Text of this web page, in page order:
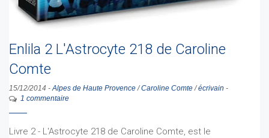
Enlila 2 L'Astrocyte 218 de Caroline
Comte
15/12/2014 -Alpes de Haute Provence/Caroline Comte/écrivain -
1 commentaire
Livre 2 - L'Astrocyte 218 de Caroline Comte, est le